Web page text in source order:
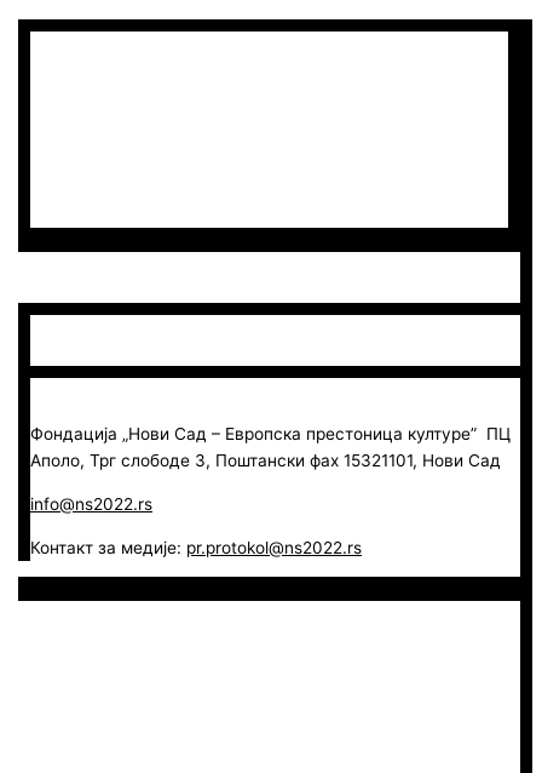
Фондација „Нови Сад – Европска престоница културе” ПЦ
Аполо, Трг слободе 3, Поштански фах 15321101, Нови Сад
info@ns2022.rs
Контакт за медије: pr.protokol@ns2022.rs